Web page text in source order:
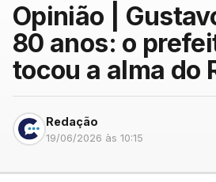
Opinião |
80 anos: o
tocou a alma do
Redação
19/06/2026 às 10:15